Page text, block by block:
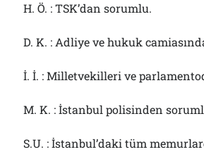
H. Ö. : TSK’dan sorumlu.
D. K. : Adliye ve hukuk
İ. İ. : Milletvekilleri ve
M. K. : İstanbul polisinden
S.U. : İstanbul’daki tüm